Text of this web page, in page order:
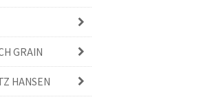
GRAIN
HANSEN